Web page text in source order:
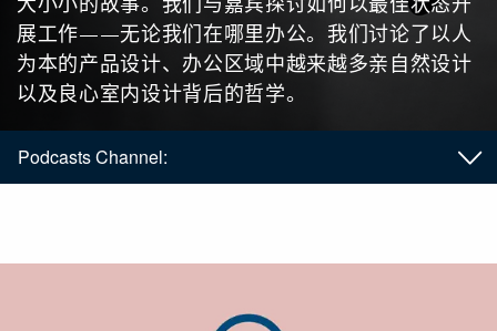
展工作——无论我们在哪里办公。我们讨论了以人
为本的产品设计、办公区域中越来越多亲自然设计
以及良心室内设计背后的哲学。
Podcasts Channel: